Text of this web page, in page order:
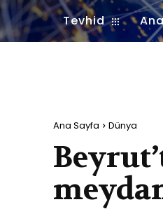
Tevhid
Ana Sayfa Dünya